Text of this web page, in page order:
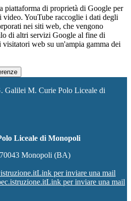
piattaforma di proprietà di Google per
YouTube raccoglie i dati degli
nei siti web, che vengono
di altri servizi Google al fine di
web su un'ampia gamma dei
Galilei M. Curie Polo Liceale di
Liceale di Monopoli
Monopoli (BA)
Link per inviare una mail
Link per inviare una mail